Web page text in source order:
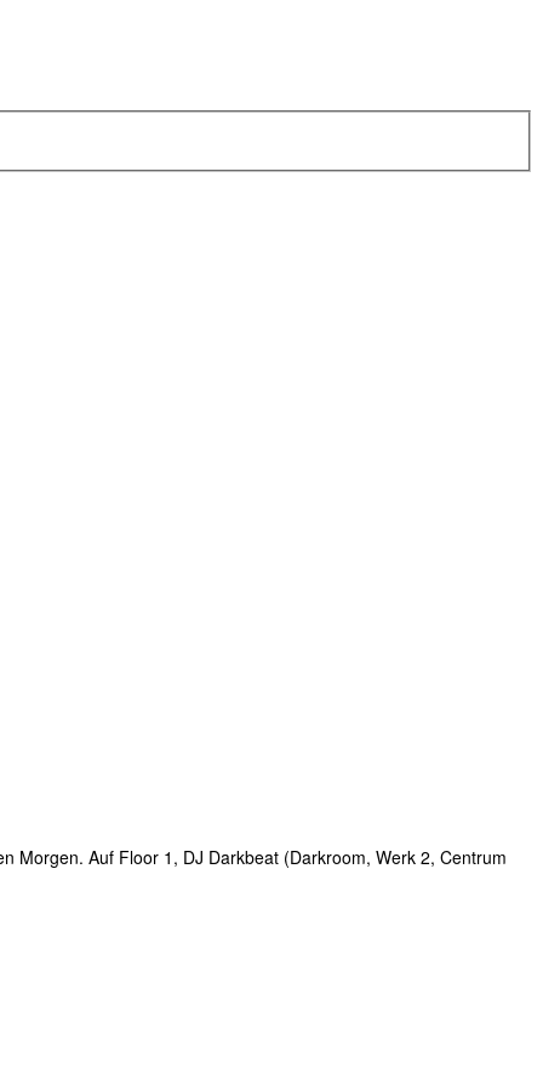
Morgen. Auf Floor 1, DJ Darkbeat (Darkroom, Werk 2, Centrum